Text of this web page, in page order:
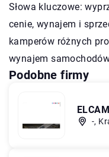
Słowa kluczowe:
cenie, wynajem i
kamperów różnych
wynajem
Podobne firmy
-,